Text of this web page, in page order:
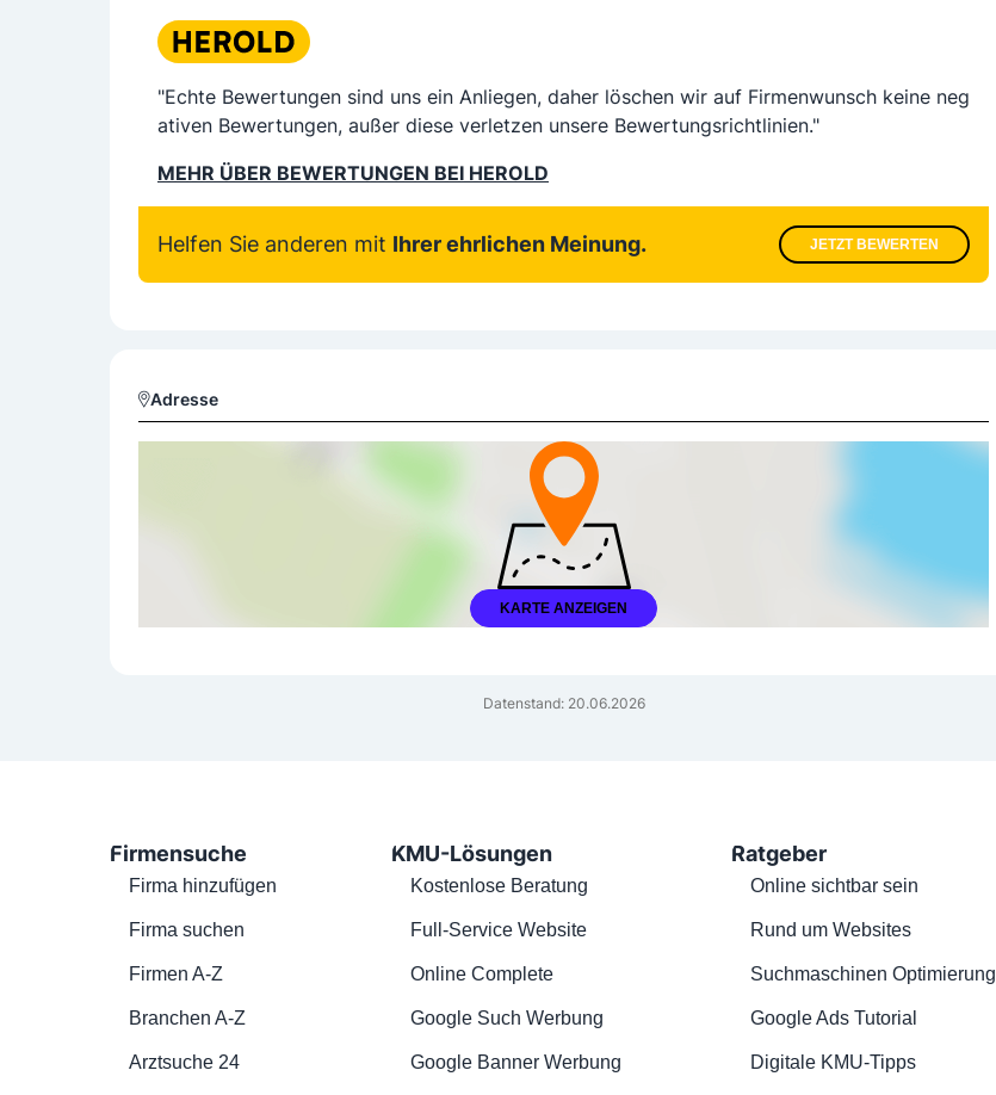
"Echte Bewertungen sind uns ein Anliegen, daher löschen wir auf Firmenwunsch keine neg
ativen Bewertungen, außer diese verletzen unsere Bewertungsrichtlinien."
MEHR ÜBER BEWERTUNGEN BEI HEROLD
Helfen Sie anderen mit Ihrer ehrlichen Meinung. JETZT BEWERTEN
Adresse
KARTE ANZEIGEN
Datenstand: 20.06.2026
Firmensuche
Firma hinzufügen
Firma suchen
Firmen A-Z
Branchen A-Z
Arztsuche 24
KMU-Lösungen
Kostenlose Beratung
Full-Service Website
Online Complete
Google Such Werbung
Google Banner Werbung
Ratgeber
Online sichtbar sein
Rund um Websites
Suchmaschinen Optimierung
Google Ads Tutorial
Digitale KMU-Tipps